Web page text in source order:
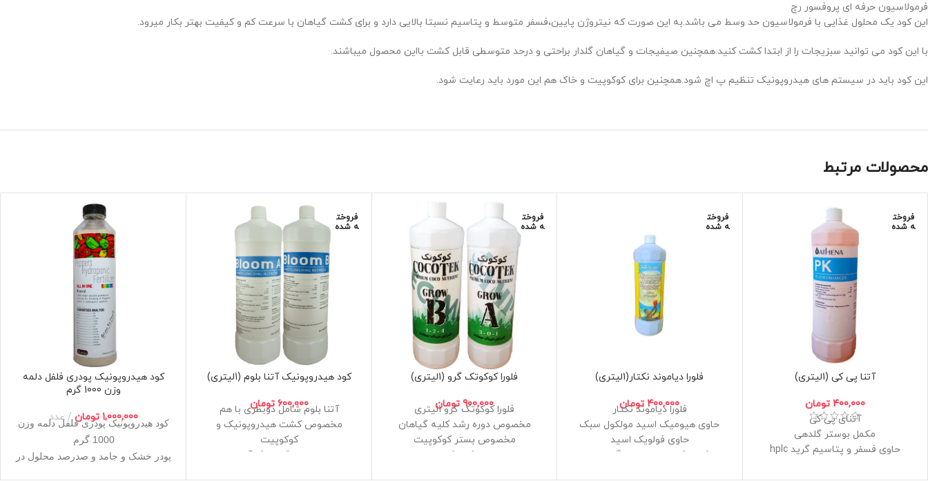
فرمولاسیون حرفه ای پروفسور رچ
این کود یک محلول غذایی با فرمولاسیون حد وسط می باشد.به این صورت که نیتروژن پایین،فسفر متوسط و پتاسیم نسبتا بالایی دارد و برای کشت گیاهان با سرعت کم و کیفیت بهتر بکار میرود.
با این کود می توانید سبزیجات را از ابتدا کشت کنید.همچنین صیفیجات و گیاهان گلدار براحتی و درحد متوسطی قابل کشت بااین محصول میباشند.
این کود باید در سیستم های هیدروپونیک تنظیم پ اچ شود.همچنین برای کوکوپیت و خاک هم این مورد باید رعایت شود.
محصولات مرتبط
فروخت
ه شده
آتنا پی کی (1لیتری)
400,000 تومان
آتنای پی کی
مکمل بوستر گلدهی
حاوی فسفر و پتاسیم گرید hplc
فروخت
ه شده
فلورا دیاموند نکتار(1لیتری)
400,000 تومان
فلورا دیاموند نکتار
حاوی هیومیک اسید مولکول سبک
حاوی فولویک اسید
کلات کننده عناصر سنگین در
فروخت
ه شده
فلورا کوکوتک گرو (1لیتری)
900,000 تومان
فلورا کوکوتک گرو 1لیتری
مخصوص دوره رشد کلیه گیاهان
مخصوص بستر کوکوپیت
بدون نیاز به مکمل کلسیم منیزیم
فروخت
ه شده
کود هیدروپونیک آتنا بلوم (1لیتری)
600,000 تومان
آتنا بلوم شامل دوبطری با هم
مخصوص کشت هیدروپونیک و
کوکوپیت
بسیار دقیق و کارآمد
کود هیدروپونیک پودری فلفل دلمه
وزن 1000 گرم
1,000,000 تومان عدد
کود هیدروپونیک پودری فلفل دلمه وزن
1000 گرم
پودر خشک و جامد و صدرصد محلول در